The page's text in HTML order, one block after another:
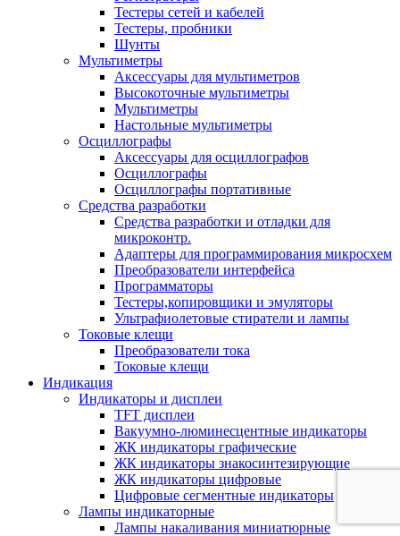
Тестеры сетей и кабелей
Тестеры, пробники
Шунты
Мультиметры
Аксессуары для мультиметров
Высокоточные мультиметры
Мультиметры
Настольные мультиметры
Осциллографы
Аксессуары для осциллографов
Осциллографы
Осциллографы портативные
Средства разработки
Cредства разработки и отладки для
микроконтр.
Адаптеры для программирования микросхем
Преобразователи интерфейса
Программаторы
Тестеры,копировщики и эмуляторы
Ультрафиолетовые стиратели и лампы
Токовые клещи
Преобразователи тока
Токовые клещи
Индикация
Индикаторы и дисплеи
TFT дисплеи
Вакуумно-люминесцентные индикаторы
ЖК индикаторы графические
ЖК индикаторы знакосинтезирующие
ЖК индикаторы цифровые
Цифровые сегментные индикаторы
Лампы индикаторные
Лампы накаливания миниатюрные